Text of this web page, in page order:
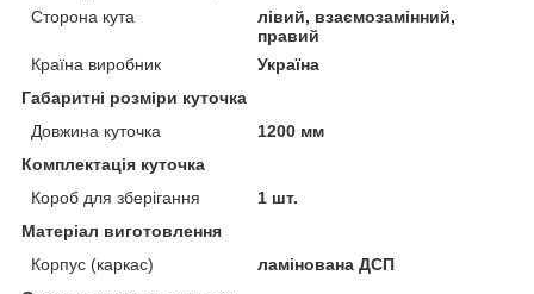
Сторона кута
лівий, взаємозамінний,
правий
Країна виробник
Україна
Габаритні розміри куточка
Довжина куточка
1200 мм
Комплектація куточка
Короб для зберігання
1 шт.
Матеріал виготовлення
Корпус (каркас)
ламінована ДСП